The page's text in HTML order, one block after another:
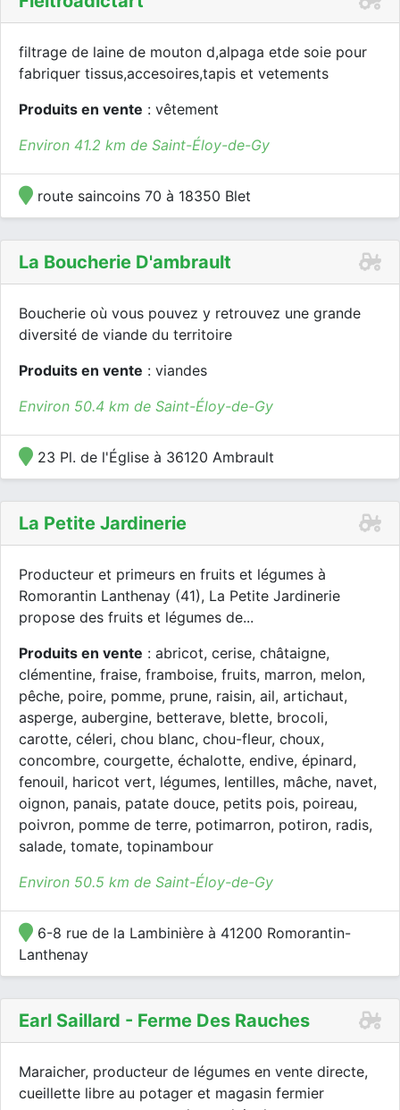
filtrage de laine de mouton d,alpaga etde soie pour
fabriquer tissus,accesoires,tapis et vetements
Produits en vente : vêtement
Environ 41.2 km de Saint-Éloy-de-Gy
route saincoins 70 à 18350 Blet
La Boucherie D'ambrault
Boucherie où vous pouvez y retrouvez une grande
diversité de viande du territoire
Produits en vente : viandes
Environ 50.4 km de Saint-Éloy-de-Gy
23 Pl. de l'Église à 36120 Ambrault
La Petite Jardinerie
Producteur et primeurs en fruits et légumes à
Romorantin Lanthenay (41), La Petite Jardinerie
propose des fruits et légumes de...
Produits en vente : abricot, cerise, châtaigne,
clémentine, fraise, framboise, fruits, marron, melon,
pêche, poire, pomme, prune, raisin, ail, artichaut,
asperge, aubergine, betterave, blette, brocoli,
carotte, céleri, chou blanc, chou-fleur, choux,
concombre, courgette, échalotte, endive, épinard,
fenouil, haricot vert, légumes, lentilles, mâche, navet,
oignon, panais, patate douce, petits pois, poireau,
poivron, pomme de terre, potimarron, potiron, radis,
salade, tomate, topinambour
Environ 50.5 km de Saint-Éloy-de-Gy
6-8 rue de la Lambinière à 41200 Romorantin-
Lanthenay
Earl Saillard - Ferme Des Rauches
Maraicher, producteur de légumes en vente directe,
cueillette libre au potager et magasin fermier